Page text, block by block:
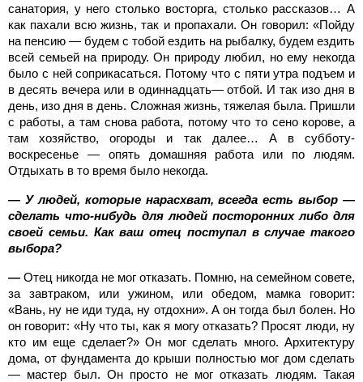
санатория, у него столько восторга, столько рассказов… А
как пахали всю жизнь, так и пропахали. Он говорил: «Пойду
на пенсию — будем с тобой ездить на рыбалку, будем ездить
всей семьей на природу. Он природу любил, но ему некогда
было с ней соприкасаться. Потому что с пяти утра подъем и
в десять вечера или в одиннадцать— отбой. И так изо дня в
день, изо дня в день. Сложная жизнь, тяжелая была. Пришли
с работы, а там снова работа, потому что то сено корове, а
там хозяйство, огороды и так далее… А в субботу-
воскресенье — опять домашняя работа или по людям.
Отдыхать в то время было некогда.
— У людей, которые нарасхват, всегда есть выбор —
сделать что-нибудь для людей посторонних либо для
своей семьи. Как ваш отец поступал в случае такого
выбора?
— Отец никогда не мог отказать. Помню, на семейном совете,
за завтраком, или ужином, или обедом, мамка говорит:
«Вань, ну не иди туда, ну отдохни». А он тогда был болен. Но
он говорит: «Ну что ты, как я могу отказать? Просят люди, ну
кто им еще сделает?» Он мог сделать много. Архитектуру
дома, от фундамента до крыши полностью мог дом сделать
— мастер был. Он просто не мог отказать людям. Такая